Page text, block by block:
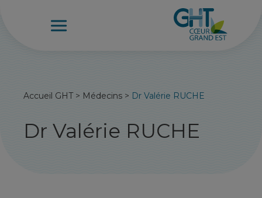
Accueil GHT> Médecins > Dr Valérie RUCHE
Dr Valérie RUCHE